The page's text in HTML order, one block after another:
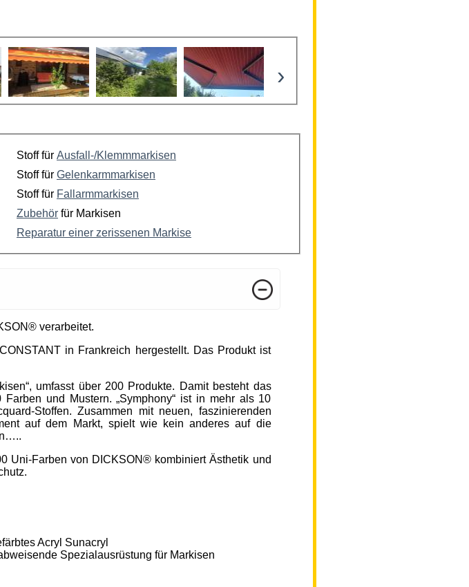
›
Stoff für Ausfall-/Klemmmarkisen
Stoff für Gelenkarmmarkisen
Stoff für Fallarmmarkisen
Zubehör für Markisen
Reparatur einer zerissenen Markise
verarbeitet.
in Frankreich hergestellt. Das Produkt ist
umfasst über 200 Produkte. Damit besteht das
und Mustern. „Symphony“ ist in mehr als 10
Stoffen. Zusammen mit neuen, faszinierenden
auf dem Markt, spielt wie kein anderes auf die
Uni-Farben von DICKSON® kombiniert Ästhetik und
Acryl Sunacryl
Spezialausrüstung für Markisen